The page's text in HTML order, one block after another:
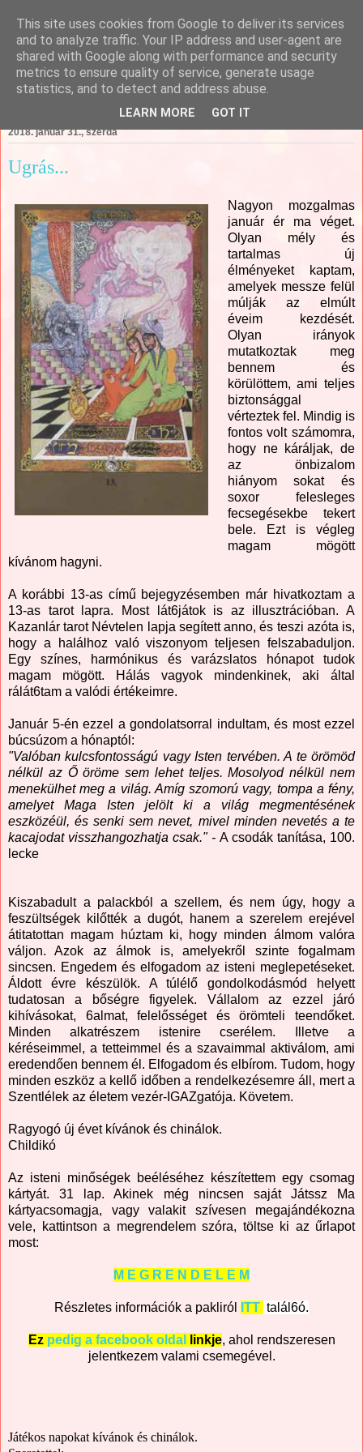
Csajági Ildikó - ÖrömKépek
2018. január 31., szerda
Ugrás...
Nagyon mozgalmas
január ér ma véget.
Olyan mély és
tartalmas új
élményeket kaptam,
amelyek messze felül
múlják az elmúlt
éveim kezdését.
Olyan irányok
mutatkoztak meg
bennem és
körülöttem, ami teljes
biztonsággal
vérteztek fel. Mindig is
fontos volt számomra,
hogy ne káráljak, de
az önbizalom
hiányom sokat és
soxor felesleges
fecsegésekbe tekert
bele. Ezt is végleg
magam mögött
kívánom hagyni.
A korábbi 13-as című bejegyzésemben már hivatkoztam a
13-as tarot lapra. Most lát6játok is az illusztrációban. A
Kazanlár tarot Névtelen lapja segített anno, és teszi azóta is,
hogy a halálhoz való viszonyom teljesen felszabaduljon.
Egy színes, harmónikus és varázslatos hónapot tudok
magam mögött. Hálás vagyok mindenkinek, aki által
rálát6tam a valódi értékeimre.
Január 5-én ezzel a gondolatsorral indultam, és most ezzel
búcsúzom a hónaptól:
"Valóban kulcsfontosságú vagy Isten tervében. A te örömöd
nélkül az Ő öröme sem lehet teljes. Mosolyod nélkül nem
menekülhet meg a világ. Amíg szomorú vagy, tompa a fény,
amelyet Maga Isten jelölt ki a világ megmentésének
eszközéül, és senki sem nevet, mivel minden nevetés a te
kacajodat visszhangozhatja csak." - A csodák tanítása, 100.
lecke
Kiszabadult a palackból a szellem, és nem úgy, hogy a
feszültségek kilőtték a dugót, hanem a szerelem erejével
átitatottan magam húztam ki, hogy minden álmom valóra
váljon. Azok az álmok is, amelyekről szinte fogalmam
sincsen. Engedem és elfogadom az isteni meglepetéseket.
Áldott évre készülök. A túlélő gondolkodásmód helyett
tudatosan a bőségre figyelek. Vállalom az ezzel járó
kihívásokat, 6almat, felelősséget és örömteli teendőket.
Minden alkatrészem istenire cserélem. Illetve a
kéréseimmel, a tetteimmel és a szavaimmal aktiválom, ami
eredendően bennem él. Elfogadom és elbírom. Tudom, hogy
minden eszköz a kellő időben a rendelkezésemre áll, mert a
Szentlélek az életem vezér-IGAZgatója. Követem.
Ragyogó új évet kívánok és chinálok.
Childikó
Az isteni minőségek beéléséhez készítettem egy csomag
kártyát. 31 lap. Akinek még nincsen saját Játssz Ma
kártyacsomagja, vagy valakit szívesen megajándékozna
vele, kattintson a megrendelem szóra, töltse ki az űrlapot
most:
M E G R E N D E L E M
Részletes információk a pakliról ITT talál6ó.
Ez pedig a facebook oldal linkje, ahol rendszeresen
jelentkezem valami csemegével.
Játékos napokat kívánok és chinálok.
This site uses cookies from Google to deliver its services
and to analyze traffic. Your IP address and user-agent are
shared with Google along with performance and security
metrics to ensure quality of service, generate usage
statistics, and to detect and address abuse.
LEARN MORE GOT IT